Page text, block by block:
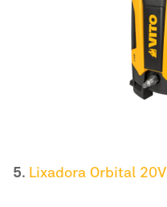
5. Lixadora Orbital 20V